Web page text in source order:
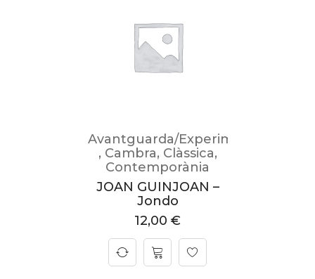
Avantguarda/Experimental
, Cambra, Clàssica,
Contemporània
JOAN GUINJOAN –
Jondo
12,00 €